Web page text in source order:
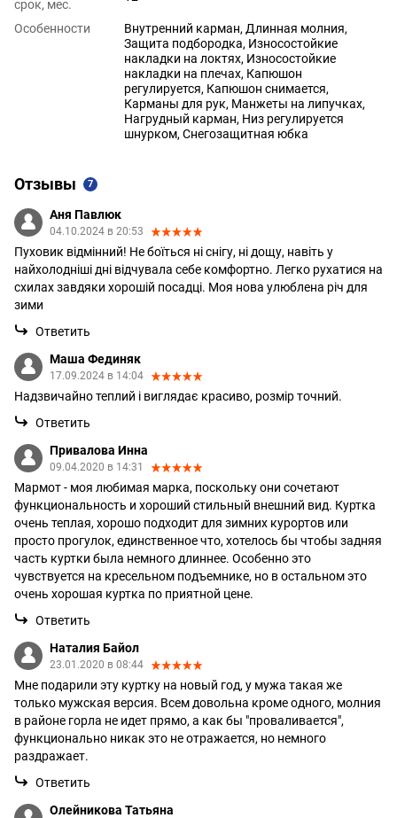
срок, мес.
Особенности
Внутренний карман, Длинная молния,
Защита подбородка, Износостойкие
накладки на локтях, Износостойкие
накладки на плечах, Капюшон
регулируется, Капюшон снимается,
Карманы для рук, Манжеты на липучках,
Нагрудный карман, Низ регулируется
шнурком, Снегозащитная юбка
Отзывы 7
Аня Павлюк
04.10.2024 в 20:53
Пуховик відмінний! Не боїться ні снігу, ні дощу, навіть у
найхолодніші дні відчувала себе комфортно. Легко рухатися на
схилах завдяки хорошій посадці. Моя нова улюблена річ для
зими
Ответить
Маша Фединяк
17.09.2024 в 14:04
Надзвичайно теплий і виглядає красиво, розмір точний.
Ответить
Привалова Инна
09.04.2020 в 14:31
Мармот - моя любимая марка, поскольку они сочетают
функциональность и хороший стильный внешний вид. Куртка
очень теплая, хорошо подходит для зимних курортов или
просто прогулок, единственное что, хотелось бы чтобы задняя
часть куртки была немного длиннее. Особенно это
чувствуется на кресельном подъемнике, но в остальном это
очень хорошая куртка по приятной цене.
Ответить
Наталия Байол
23.01.2020 в 08:44
Мне подарили эту куртку на новый год, у мужа такая же
только мужская версия. Всем довольна кроме одного, молния
в районе горла не идет прямо, а как бы "проваливается",
функционально никак это не отражается, но немного
раздражает.
Ответить
Олейникова Татьяна